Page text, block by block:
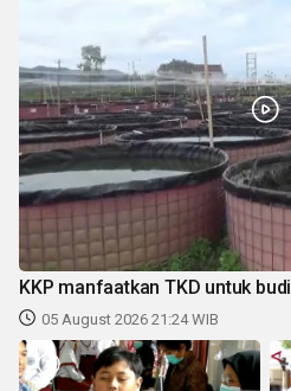
KKP manfaatkan TKD untuk
05 August 2026 21:24 WIB